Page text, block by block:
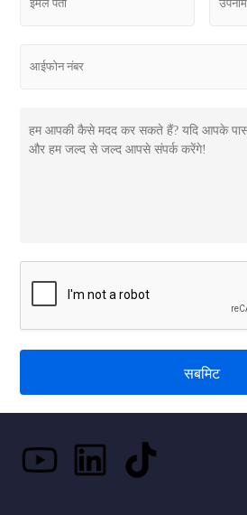
सबमिट